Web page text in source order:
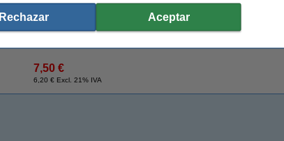
Tipo:
notas
Modelo:
7,50 €
6,20 € Excl. 21% IVA
Rechazar Aceptar